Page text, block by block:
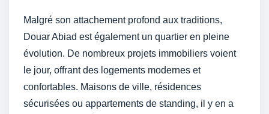
Malgré son attachement profond aux traditions,
Douar Abiad est également un quartier en pleine
évolution. De nombreux projets immobiliers voient
le jour, offrant des logements modernes et
confortables. Maisons de ville, résidences
sécurisées ou appartements de standing, il y en a